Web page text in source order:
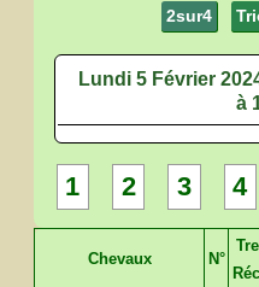
2sur4
Lundi 5 Février
à
1 2 3 4
Chevaux N°